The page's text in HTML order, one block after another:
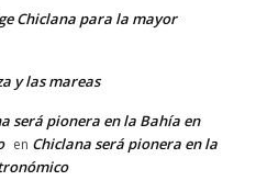
Chiclana para la mayor
y las mareas
será pionera en la Bahía en
en Chiclana será pionera en la